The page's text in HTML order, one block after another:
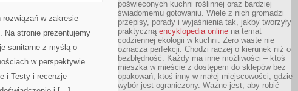
KROKU
w zakresie
Na stronie prezentujemy
sanitarne z myślą o
w perspektywie
i Testy i recenzje
poświęconych kuchni roślinnej oraz bardziej
świadomemu gotowaniu. Wiele z nich gromadzi
przepisy, porady i wyjaśnienia tak, jakby tworzyły
praktyczną encyklopedia online na temat
codziennej ekologii w kuchni. Zero waste nie
oznacza perfekcji. Chodzi raczej o kierunek niż o
bezbłędność. Każdy ma inne możliwości – ktoś
mieszka w mieście z dostępem do sklepów bez
opakowań, ktoś inny w małej miejscowości, gdzie
wybór jest ograniczony. Ważne jest, aby robić